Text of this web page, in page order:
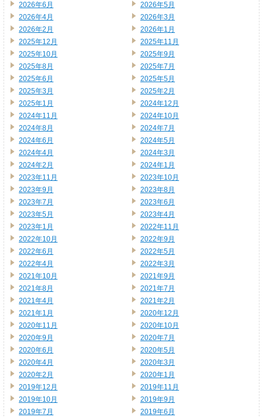
2026年6月
2026年5月
2026年4月
2026年3月
2026年2月
2026年1月
2025年12月
2025年11月
2025年10月
2025年9月
2025年8月
2025年7月
2025年6月
2025年5月
2025年3月
2025年2月
2025年1月
2024年12月
2024年11月
2024年10月
2024年8月
2024年7月
2024年6月
2024年5月
2024年4月
2024年3月
2024年2月
2024年1月
2023年11月
2023年10月
2023年9月
2023年8月
2023年7月
2023年6月
2023年5月
2023年4月
2023年1月
2022年11月
2022年10月
2022年9月
2022年6月
2022年5月
2022年4月
2022年3月
2021年10月
2021年9月
2021年8月
2021年7月
2021年4月
2021年2月
2021年1月
2020年12月
2020年11月
2020年10月
2020年9月
2020年7月
2020年6月
2020年5月
2020年4月
2020年3月
2020年2月
2020年1月
2019年12月
2019年11月
2019年10月
2019年9月
2019年7月
2019年6月